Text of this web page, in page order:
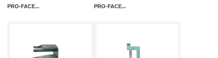
PRO-FACE... PRO-FACE...